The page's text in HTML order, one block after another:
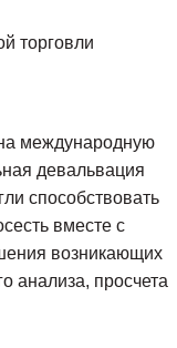
торговли
международную
девальвация
способствовать
вместе с
возникающих
анализа, просчета